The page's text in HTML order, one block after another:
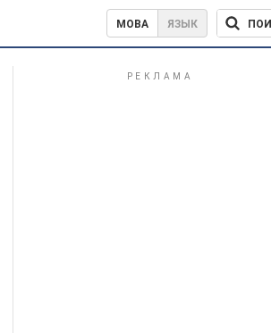
МОВА ЯЗЫК